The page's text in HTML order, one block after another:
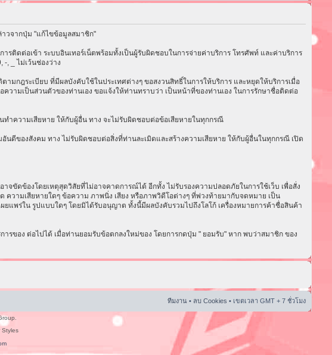
วจากปุ่ม "แก้ไขข้อมูลสมาชิก"
ติดต่อเข้า ระบบอินเทอร์เน็ตพร้อมทั้งเป็นผู้รับผิดชอบในการจ่ายค่าบริการ โทรศัพท์ และค่าบริการ
, _ ไม่เว้นช่องว่าง
มกฎระเบียบ ที่มีผลบังคับใช้ในประเทศต่างๆ ขอสงวนสิทธิ์ในการให้บริการ และหยุดให้บริการเมื่อ
ามเป็นส่วนตัวของท่านเอง ขอแจ้งให้ท่านทราบว่า เป็นหน้าที่ของท่านเอง ในการรักษาชื่อติดต่อ
ทำความเสียหาย ให้กับผู้อื่น ทาง จะไม่รับผิดชอบต่อข้อเสียหายในทุกกรณี
ดีของสังคม ทาง ไม่รับผิดชอบต่อสิ่งที่ท่านละเมิดและสร้างความเสียหาย ให้กับผู้อื่นในทุกกรณี เปิด
าจขัดข้องโดยเหตุสุดวิสัยที่ไม่อาจคาดการณ์ได้ อีกทั้ง ไม่รับรองความปลอดภัยในการใช้เว็บ เพื่อสั่ง
วามเสียหายใดๆ ข้อความ ภาพนิ่ง เสียง หรือภาพวิดีโอต่างๆ ที่พ่วงท้ายมากับจดหมาย เป็น
แพร่ใน รูปแบบใดๆ โดยมิได้รับอนุญาต ทั้งนี้มีผลบังคับรวมไปถึงโลโก้ เครื่องหมายการค้าชื่อสินค้า
รของ ต่อไปได้ เมื่อท่านยอมรับข้อตกลงใหม่ของ โดยการกดปุ่ม " ยอมรับ" หาก พบว่าสมาชิก ของ
ทีมงาน • ลบ Cookies • เขตเวลา GMT + 7 ชั่วโมง
Styles